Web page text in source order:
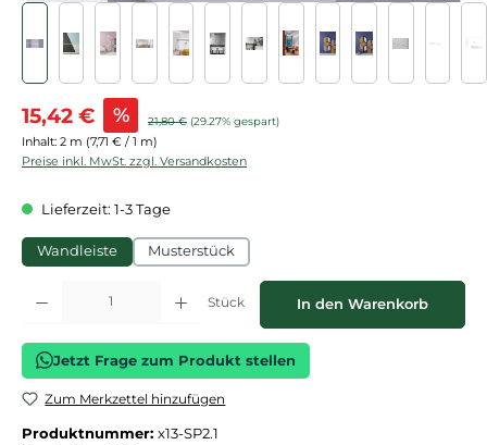
Verkaufspreis:
15,42 € % Regulärer Preis:
21,80 € (29.27% gespart)
Inhalt: 2 m (7,71 € / 1 m)
Preise inkl. MwSt. zzgl. Versandkosten
Lieferzeit: 1-3 Tage
Wandleiste Musterstück
Produkt Anzahl: Gib den gewünschten Wert ein oder benutze die
Stück In den Warenkorb
Jetzt Frage zum Produkt stellen
Zum Merkzettel hinzufügen
Produktnummer: x13-SP2.1